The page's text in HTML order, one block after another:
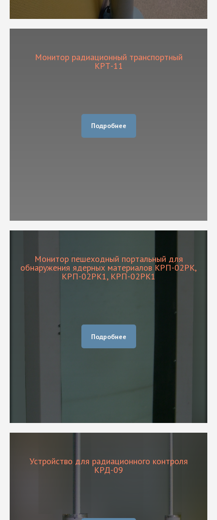
Монитор радиационный транспортный
КРТ-11
Подробнее
Монитор пешеходный портальный для
обнаружения ядерных материалов КРП-02РК,
КРП-02РК1, КРП-02РК1
Подробнее
Устройство для радиационного контроля
КРД-09